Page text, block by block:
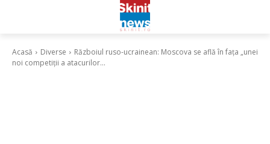
Acasă Diverse
Războiul ruso-ucrainean: Moscova se află în fața „unei
noi competiții a atacurilor...